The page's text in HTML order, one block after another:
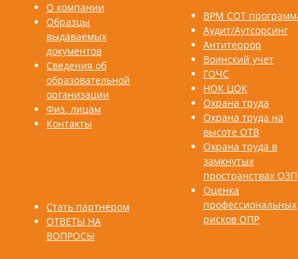
Стать партнером
ОТВЕТЫ НА
ВОПРОСЫ
ВРМ СОТ
Аудит/Аутсорсинг
Антитеррор
Воинский учет
ГОЧС
НОК ЦОК
Охрана труда
Охрана труда на
высоте ОТВ
Охрана труда в
замкнутых
пространствах ОЗП
Оценка
профессиональных
рисков ОПР
О компании
Образцы
выдаваемых
документов
Сведения об
образовательной
организации
Физ. лицам
Контакты